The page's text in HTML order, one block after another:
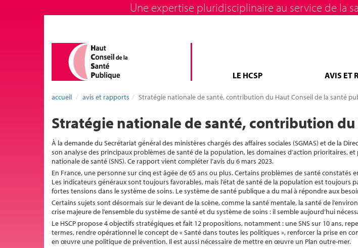
Une expertise pluridisciplinaire au service de la
LE HCSP AVIS ET
accueil avis et rapports Stratégie nationale de santé, contribution du Haut Conseil de la santé
Stratégie nationale de santé, contribution
À la demande du Secrétariat général des ministères chargés des affaires sociales (SGMAS) et de la
son analyse des principaux problèmes de santé de la population, les domaines d’action prioritaires,
nationale de santé (SNS). Ce rapport vient compléter l’avis du 6 mars 2023.
En France, une personne sur cinq est âgée de 65 ans ou plus. Certains problèmes de santé constatés
Les indicateurs généraux sont toujours favorables, mais l’état de santé de la population est toujours
fortes tensions dans le système de soins. Le système de santé publique a du mal à répondre aux
Certains sujets sont désormais sur le devant de la scène, comme la santé mentale, la santé de
crise majeure de l’ensemble du système de santé et du système de soins : il semble aujourd’hui
Le HSCP propose 4 objectifs stratégiques et fait 12 propositions, notamment : une SNS sur 10 ans,
termes, rendre opérationnel le concept de « Santé dans toutes les politiques », renforcer la prise en
en œuvre une politique de prévention. Il est aussi nécessaire de mettre en œuvre un Plan outre-mer.